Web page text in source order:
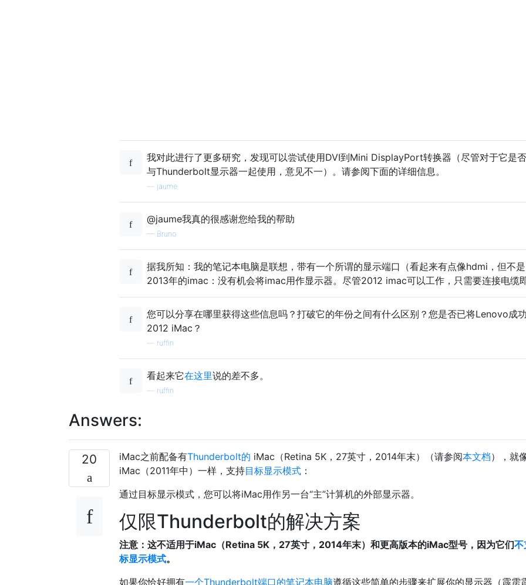
我对此进行了更多研究，发现可以尝试使用DVI到Mini DisplayPort转换器（尽管对于它是
与Thunderbolt显示器一起使用，意见不一）。请参阅下面的详细信息。
jaume
@jaume我真的很感谢您给我的帮助
— Bruno
据我所知：我的笔记本电脑是联想，带有一个所谓的显示端口（看起来有点像hdmi，但不
2013年的imac：没有机会将imac用作显示器。尽管2012 imac可以工作，只需要连接电缆即
您可以分享在哪里获得这些信息吗？打破它的年份之间有什么区别？您是否已将Lenovo成
2012 iMac？
ruffin
看起来它在这里说的差不多。
ruffin
Answers:
20 iMac之前配备有Thunderbolt的 iMac（Retina 5K，27英寸，2014年末）（请参阅本文档），就
iMac（2011年中）一样，支持目标显示模式 ：
通过目标显示模式，您可以将iMac用作另一台“主”计算机的外部显示器。
仅限Thunderbolt的解决方案
注意：这不适用于iMac（Retina 5K，27英寸，2014年末）和更高版本的iMac型号，因为它们不
标显示模式。
如果你恰好拥有一个Thunderbolt端口的笔记本电脑遵循这些简单的步骤来扩展你的显示器（霹雳